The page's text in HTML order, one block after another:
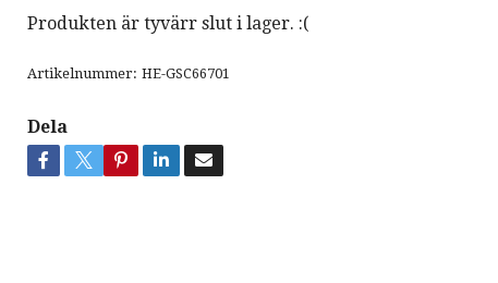
Produkten är tyvärr slut i lager. :(
Artikelnummer: HE-GSC66701
Dela